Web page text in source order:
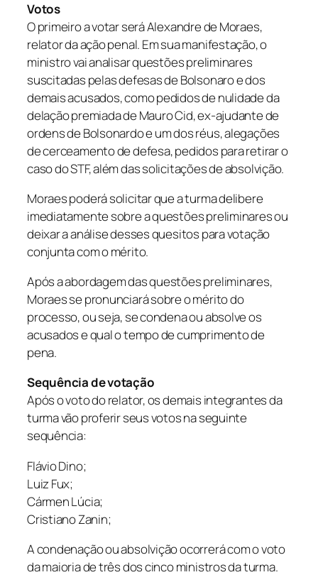
Votos
O primeiro a votar será Alexandre de Moraes,
relator da ação penal. Em sua manifestação, o
ministro vai analisar questões preliminares
suscitadas pelas defesas de Bolsonaro e dos
demais acusados, como pedidos de nulidade da
delação premiada de Mauro Cid, ex-ajudante de
ordens de Bolsonardo e um dos réus, alegações
de cerceamento de defesa, pedidos para retirar o
caso do STF, além das solicitações de absolvição.
Moraes poderá solicitar que a turma delibere
imediatamente sobre a questões preliminares ou
deixar a análise desses quesitos para votação
conjunta com o mérito.
Após a abordagem das questões preliminares,
Moraes se pronunciará sobre o mérito do
processo, ou seja, se condena ou absolve os
acusados e qual o tempo de cumprimento de
pena.
Sequência de votação
Após o voto do relator, os demais integrantes da
turma vão proferir seus votos na seguinte
sequência:
Flávio Dino;
Luiz Fux;
Cármen Lúcia;
Cristiano Zanin;
A condenação ou absolvição ocorrerá com o voto
da maioria de três dos cinco ministros da turma.